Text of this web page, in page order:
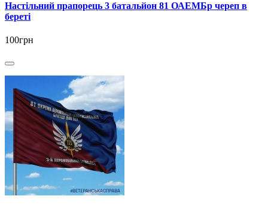
Настільний прапорець 3 батальйон 81 ОАЕМБр череп в
береті
100грн